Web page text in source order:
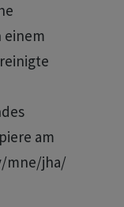
einem
am
mne/jha/